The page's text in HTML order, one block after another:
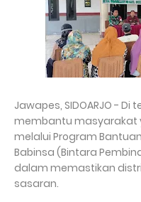
Jawapes, SIDOARJO -
membantu masyarakat
melalui Program
Babinsa (Bintara
dalam memastikan
sasaran.